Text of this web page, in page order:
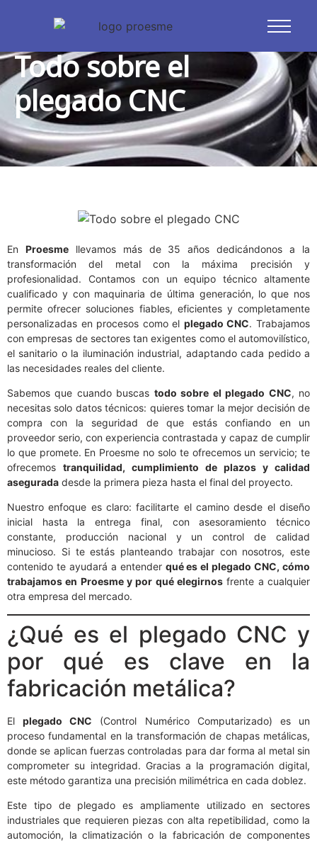
Todo sobre el
plegado CNC
En Proesmellevamos más de 35 años dedicándonos a la
transformación del metal con la máxima precisión y
profesionalidad. Contamos con un equipo técnico altamente
cualificado y con maquinaria de última generación, lo que nos
permite ofrecer soluciones fiables, eficientes y completamente
personalizadas en procesos como el plegado CNC. Trabajamos
con empresas de sectores tan exigentes como el automovilístico,
el sanitario o la iluminación industrial, adaptando cada pedido a
las necesidades reales del cliente.
Sabemos que cuando buscas todo sobre el plegado CNC, no
necesitas solo datos técnicos: quieres tomar la mejor decisión de
compra con la seguridad de que estás confiando en un
proveedor serio, con experiencia contrastada y capaz de cumplir
lo que promete. En Proesme no solo te ofrecemos un servicio; te
ofrecemos tranquilidad, cumplimiento de plazos y calidad
asegurada desde la primera pieza hasta el final del proyecto.
Nuestro enfoque es claro: facilitarte el camino desde el diseño
inicial hasta la entrega final, con asesoramiento técnico
constante, producción nacional y un control de calidad
minucioso. Si te estás planteando trabajar con nosotros, este
contenido te ayudará a entender qué es el plegado CNC, cómo
trabajamos en Proesme y por qué elegirnos frente a cualquier
otra empresa del mercado.
¿Qué es el plegado CNC y
por qué es clave en la
fabricación metálica?
Elplegado CNC (Control Numérico Computarizado) es un
proceso fundamental en la transformación de chapas metálicas,
donde se aplican fuerzas controladas para dar forma al metal sin
comprometer su integridad. Gracias a la programación digital,
este método garantiza una precisión milimétrica en cada doblez.
Este tipo de plegado es ampliamente utilizado en sectores
industriales que requieren piezas con alta repetibilidad, como la
automoción, la climatización o la fabricación de componentes